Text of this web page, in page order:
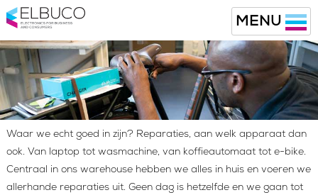
MENU
Waar we echt goed in zijn? Reparaties, aan welk apparaat dan
ook. Van laptop tot wasmachine, van koffieautomaat tot e-bike.
Centraal in ons warehouse hebben we alles in huis en voeren we
allerhande reparaties uit. Geen dag is hetzelfde en we gaan tot